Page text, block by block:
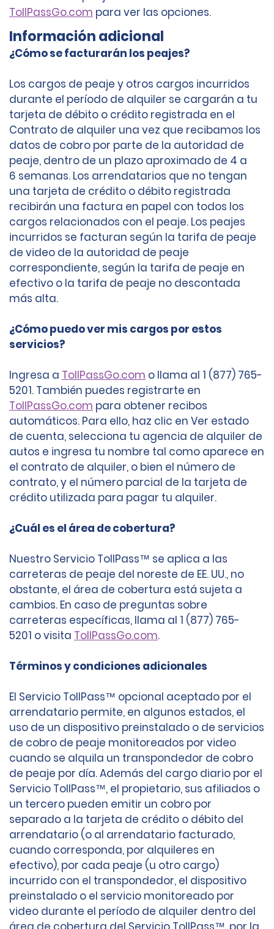
TollPassGo.com para ver las opciones.
Información adicional
¿Cómo se facturarán los peajes?
Los cargos de peaje y otros cargos incurridos
durante el período de alquiler se cargarán a tu
tarjeta de débito o crédito registrada en el
Contrato de alquiler una vez que recibamos los
datos de cobro por parte de la autoridad de
peaje, dentro de un plazo aproximado de 4 a
6 semanas. Los arrendatarios que no tengan
una tarjeta de crédito o débito registrada
recibirán una factura en papel con todos los
cargos relacionados con el peaje. Los peajes
incurridos se facturan según la tarifa de peaje
de video de la autoridad de peaje
correspondiente, según la tarifa de peaje en
efectivo o la tarifa de peaje no descontada
más alta.
¿Cómo puedo ver mis cargos por estos
servicios?
Ingresa a TollPassGo.com o llama al 1 (877) 765-
5201. También puedes registrarte en
TollPassGo.com para obtener recibos
automáticos. Para ello, haz clic en Ver estado
de cuenta, selecciona tu agencia de alquiler de
autos e ingresa tu nombre tal como aparece en
el contrato de alquiler, o bien el número de
contrato, y el número parcial de la tarjeta de
crédito utilizada para pagar tu alquiler.
¿Cuál es el área de cobertura?
Nuestro Servicio TollPass™ se aplica a las
carreteras de peaje del noreste de EE. UU., no
obstante, el área de cobertura está sujeta a
cambios. En caso de preguntas sobre
carreteras específicas, llama al 1 (877) 765-
5201 o visita TollPassGo.com.
Términos y condiciones adicionales
El Servicio TollPass™ opcional aceptado por el
arrendatario permite, en algunos estados, el
uso de un dispositivo preinstalado o de servicios
de cobro de peaje monitoreados por video
cuando se alquila un transpondedor de cobro
de peaje por día. Además del cargo diario por el
Servicio TollPass™, el propietario, sus afiliados o
un tercero pueden emitir un cobro por
separado a la tarjeta de crédito o débito del
arrendatario (o al arrendatario facturado,
cuando corresponda, por alquileres en
efectivo), por cada peaje (u otro cargo)
incurrido con el transpondedor, el dispositivo
preinstalado o el servicio monitoreado por
video durante el período de alquiler dentro del